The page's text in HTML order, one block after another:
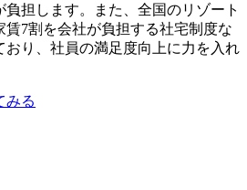
担します。また、全国のリゾート
賃7割を会社が負担する社宅制度な
おり、社員の満足度向上に力を入れ
みる